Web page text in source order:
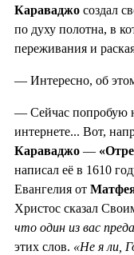
Караваджо создал
по духу полотна, в
переживания и
— Интересно, об
— Сейчас попробую
интернете... Вот,
Караваджо —
написал её в 1610
Евангелия от
Христос сказал
что один из вас
этих слов. «Не я ли,